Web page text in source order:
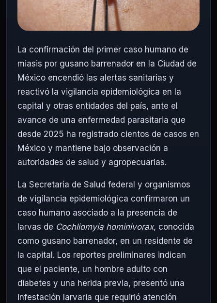
La confirmación del primer caso humano de
miasis por gusano barrenador en la Ciudad de
México encendió las alertas sanitarias y
reactivó la vigilancia epidemiológica en la
capital y otras entidades del país, ante el
avance de una enfermedad parasitaria que
desde 2025 ha registrado cientos de casos en
México y mantiene bajo observación a
autoridades de salud y agropecuarias.
La Secretaría de Salud federal y organismos
de vigilancia epidemiológica confirmaron un
caso humano asociado a la presencia de
larvas de Cochliomyia hominivorax, conocida
como gusano barrenador, en un residente de
la capital. Los reportes preliminares indican
que el paciente, un hombre adulto con
diabetes y una herida previa, presentó una
infestación larvaria que requirió atención